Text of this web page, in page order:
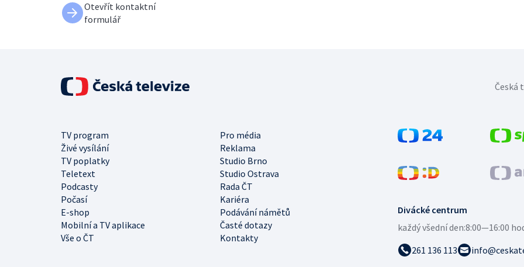
Otevřít kontaktní
formulář
Divácké centrum
každý všední den:8:00—16:00
261 136 113
TV program
Pro média
Živé vysílání
Reklama
TV poplatky
Studio Brno
Teletext
Studio Ostrava
Podcasty
Rada ČT
Počasí
Kariéra
E-shop
Podávání námětů
Mobilní a TV aplikace
Časté dotazy
Vše o ČT
Kontakty
Česká